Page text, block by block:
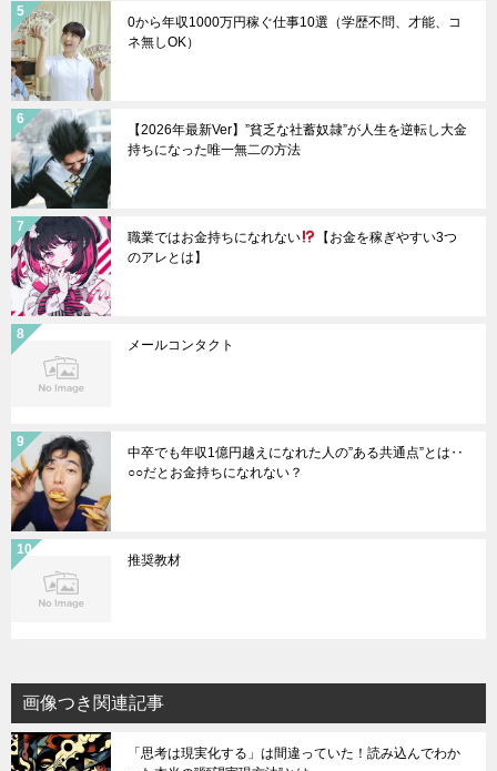
0から年収1000万円稼ぐ仕事10選（学歴不問、才能、コ
ネ無しOK）
【2026年最新Ver】”貧乏な社蓄奴隷”が人生を逆転し大金
持ちになった唯一無二の方法
職業ではお金持ちになれない
【お金を稼ぎやすい3つ
のアレとは】
メールコンタクト
中卒でも年収1億円越えになれた人の”ある共通点”とは‥
○○だとお金持ちになれない？
推奨教材
画像つき関連記事
「思考は現実化する」は間違っていた！読み込んでわか